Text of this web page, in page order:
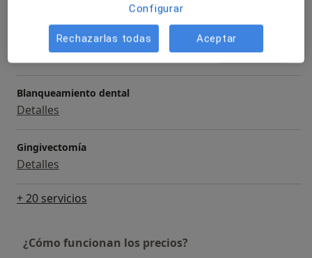
Visita de revisión
Servicio gratuito Detalles Reservar cita
Blanqueamiento dental
Detalles
Gingivectomía
Detalles
+ 20 servicios
¿Cómo funcionan los precios?
Configurar
Rechazarlas todas Aceptar